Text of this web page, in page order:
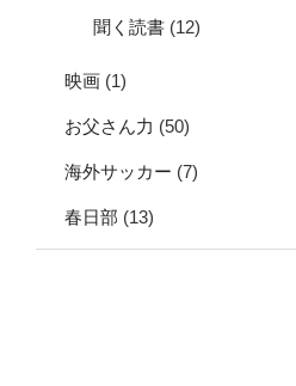
聞く読書 (12)
映画 (1)
お父さん力 (50)
海外サッカー (7)
春日部 (13)